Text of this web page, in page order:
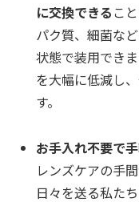
に交換できる こ
パク質、細菌な
状態で装用でき
を大幅に低減し
す。
お手入れ不要で手
レンズケアの手
日々を送る私た